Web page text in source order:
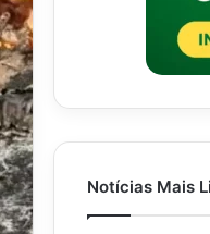
Notícias Mais